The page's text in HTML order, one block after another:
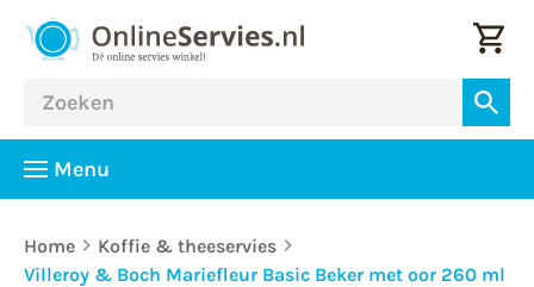
Menu
Home
Koffie & theeservies
Villeroy & Boch Mariefleur Basic Beker met oor 260 ml